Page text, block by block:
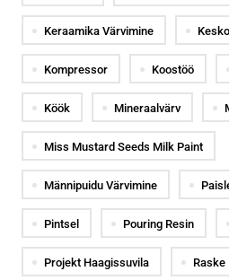
Keraamika Värvimine
Kompressor Koostöö
Köök Mineraalvärv
Miss Mustard Seeds Milk Paint
Männipuidu Värvimine
Pintsel Pouring Resin
Projekt Haagissuvila Raske